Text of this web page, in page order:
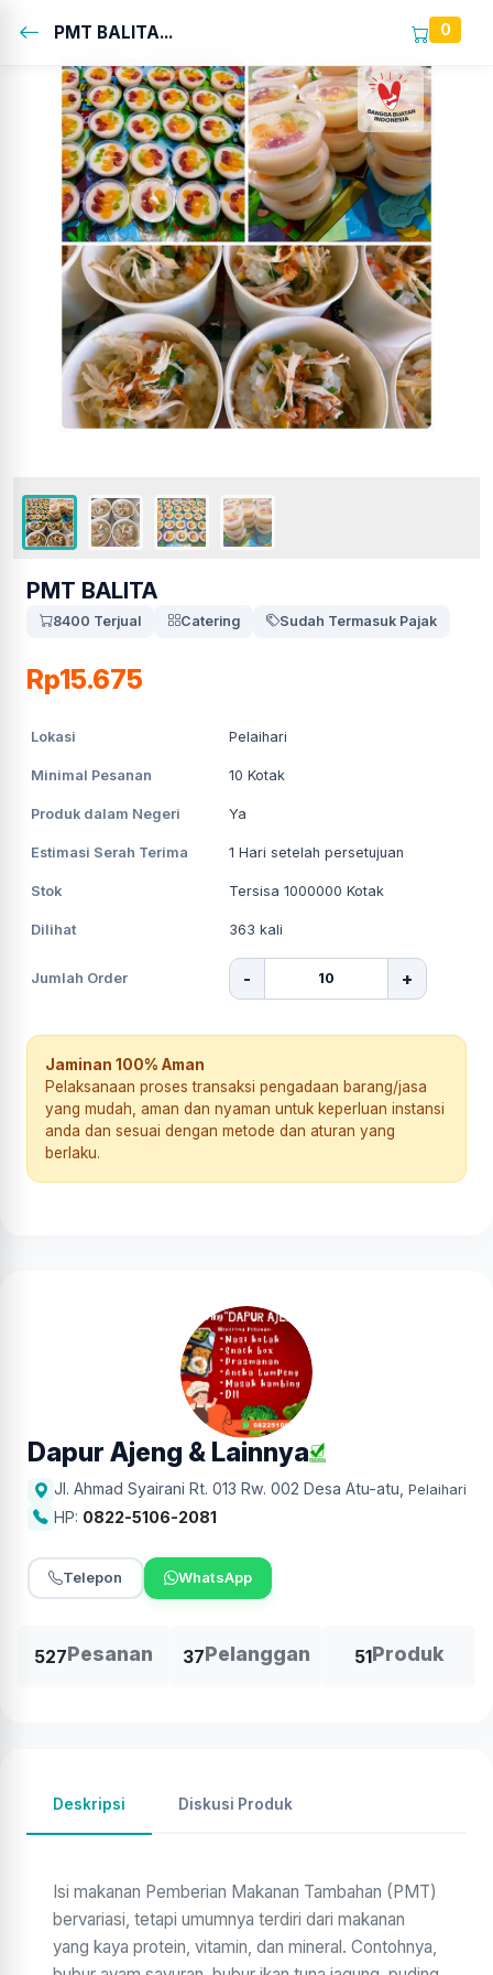
PMT BALITA... 0
PMT BALITA
8400 Terjual Catering Sudah Termasuk Pajak
Rp15.675
Lokasi Pelaihari
Minimal Pesanan 10 Kotak
Produk dalam Negeri Ya
Estimasi Serah Terima 1 Hari setelah persetujuan
Stok Tersisa 1000000 Kotak
Dilihat 363 kali
Jumlah Order - +
Jaminan 100% Aman
Pelaksanaan proses transaksi pengadaan barang/jasa
yang mudah, aman dan nyaman untuk keperluan instansi
anda dan sesuai dengan metode dan aturan yang
berlaku.
Dapur Ajeng & Lainnya
Jl. Ahmad Syairani Rt. 013 Rw. 002 Desa Atu-atu Pelaihari
HP: 0822-5106-2081
Telepon WhatsApp
527Pesanan 37Pelanggan 51Produk
Deskripsi Diskusi Produk
Isi makanan Pemberian Makanan Tambahan (PMT)
bervariasi, tetapi umumnya terdiri dari makanan
yang kaya protein, vitamin, dan mineral. Contohnya,